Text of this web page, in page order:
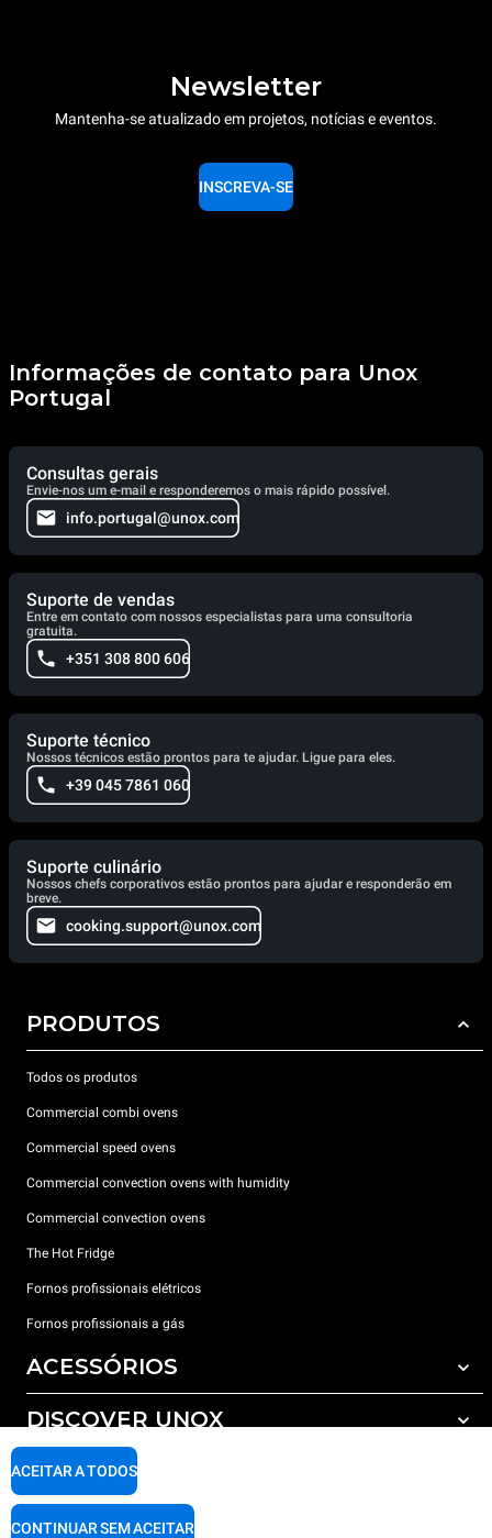
Newsletter
Mantenha-se atualizado em projetos, notícias e eventos.
INSCREVA-SE
Informações de contato para Unox
Portugal
Consultas gerais
Envie-nos um e-mail e responderemos o mais rápido possível.
info.portugal@unox.com
Suporte de vendas
Entre em contato com nossos especialistas para uma consultoria
gratuita.
+351 308 800 606
Suporte técnico
Nossos técnicos estão prontos para te ajudar. Ligue para eles.
+39 045 7861 060
Suporte culinário
Nossos chefs corporativos estão prontos para ajudar e responderão em
breve.
cooking.support@unox.com
PRODUTOS
Todos os produtos
Commercial combi ovens
Commercial speed ovens
Commercial convection ovens with humidity
Commercial convection ovens
The Hot Fridge
Fornos profissionais elétricos
Fornos profissionais a gás
ACESSÓRIOS
Todos os acessórios
Detergents for automatic washing
Detergents for manual washing
Water treatment with resin filters
DISCOVER UNOX
Os nossos escritórios no mundo
SUPPORT
Garantia Unox
ACEITAR A TODOS
CONTINUAR SEM ACEITAR